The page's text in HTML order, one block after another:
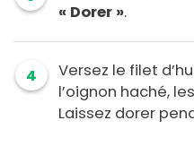
« Dorer ».
4
Versez le filet
l’oignon haché,
Laissez dorer